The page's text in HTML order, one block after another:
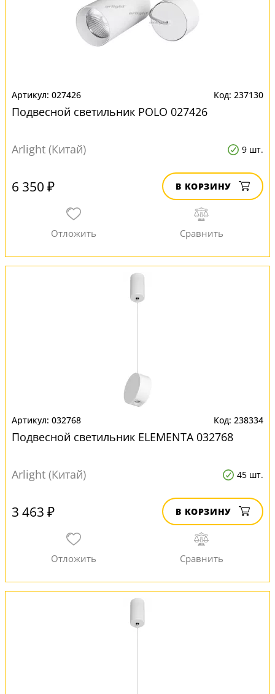
027426 237130
Подвесной светильник POLO 027426
Arlight (Китай) 9 шт.
6 350 ₽ В КОРЗИНУ
032768 238334
Подвесной светильник ELEMENTA 032768
Arlight (Китай) 45 шт.
3 463 ₽ В КОРЗИНУ